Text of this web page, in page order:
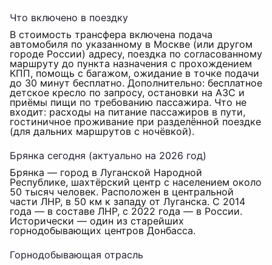
Что включено в поездку
В стоимость трансфера включена подача
автомобиля по указанному в Москве (или другом
городе России) адресу, поездка по согласованному
маршруту до пункта назначения с прохождением
КПП, помощь с багажом, ожидание в точке подачи
до 30 минут бесплатно. Дополнительно: бесплатное
детское кресло по запросу, остановки на АЗС и
приёмы пищи по требованию пассажира. Что не
входит: расходы на питание пассажиров в пути,
гостиничное проживание при разделённой поездке
(для дальних маршрутов с ночёвкой).
Брянка сегодня (актуально на 2026 год)
Брянка — город в Луганской Народной
Республике, шахтёрский центр с населением около
50 тысяч человек. Расположен в центральной
части ЛНР, в 50 км к западу от Луганска. С 2014
года — в составе ЛНР, с 2022 года — в России.
Исторически — один из старейших
горнодобывающих центров Донбасса.
Горнодобывающая отрасль